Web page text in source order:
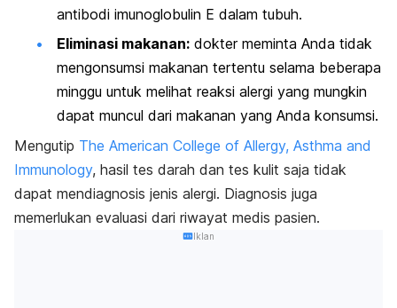
antibodi imunoglobulin E dalam tubuh.
Eliminasi makanan: dokter meminta Anda tidak
mengonsumsi makanan tertentu selama beberapa
minggu untuk melihat reaksi alergi yang mungkin
dapat muncul dari makanan yang Anda konsumsi.
Mengutip The American College of Allergy, Asthma and
Immunology, hasil tes darah dan tes kulit saja tidak
dapat mendiagnosis jenis alergi. Diagnosis juga
memerlukan evaluasi dari riwayat medis pasien.
Iklan